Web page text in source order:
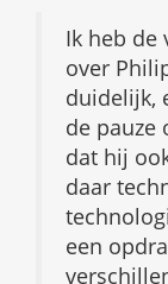
Ik heb de
over
duidelijk,
de pauze
dat hij
daar
een